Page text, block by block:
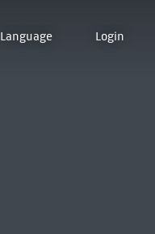
Language Login